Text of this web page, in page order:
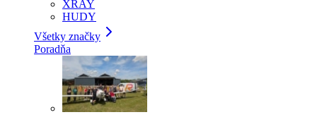
XRAY
HUDY
Všetky značky
Poradňa